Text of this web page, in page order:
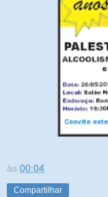
às 00:04
Compartilhar